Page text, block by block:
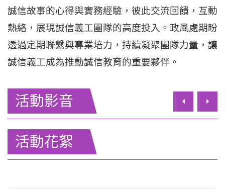
誠信故事的心得與實務經驗，彼此交流回饋，互動
熱絡，展現誠信義工團隊的高度投入。政風處期盼
透過定期聯繫與專業培力，持續凝聚團隊力量，讓
誠信義工成為推動誠信教育的重要夥伴。
活動影音 上一筆 下一
活動花絮